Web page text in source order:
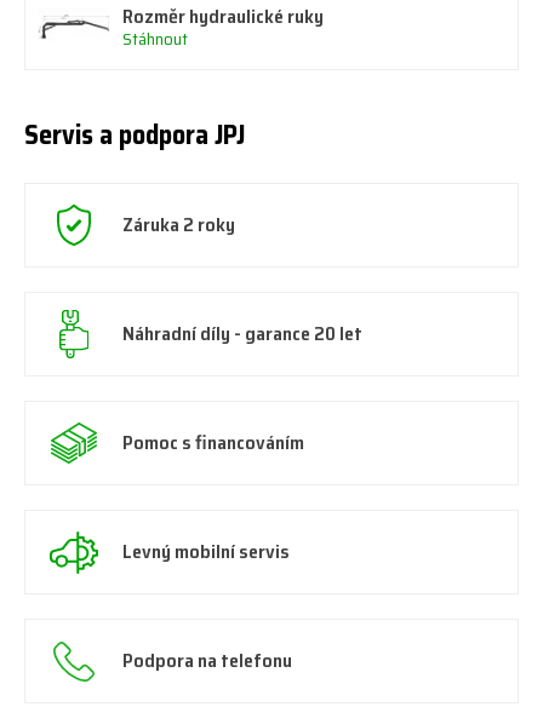
Rozměr hydraulické ruky
Stáhnout
Servis a podpora JPJ
Záruka 2 roky
Náhradní díly - garance 20 let
Pomoc s financováním
Levný mobilní servis
Podpora na telefonu